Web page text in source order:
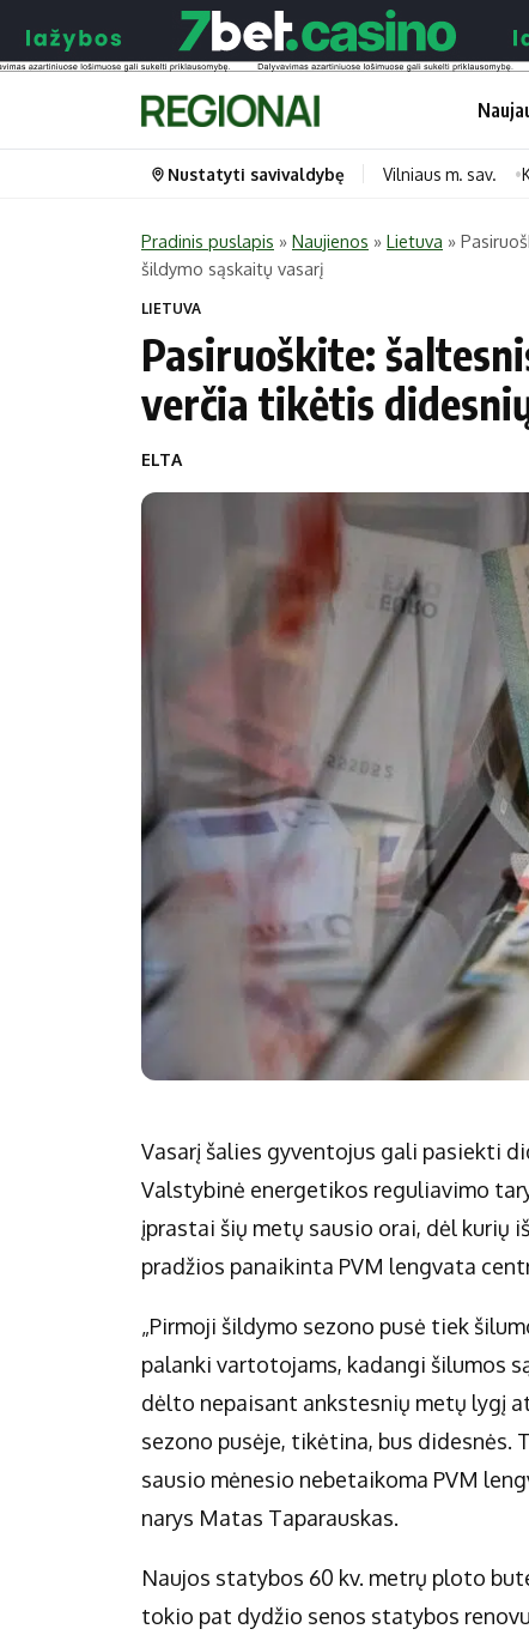
Portalas
Savivaldybės
Naujausi
Gyvenimas
Horoskopai
Technologijos
Indėlių
Dienos naujienos
Ekonomikos
Nustatyti savivaldybę Vilniaus m. sav.
Pradinis puslapis » Naujienos » Lietuva »
šildymo sąskaitų vasarį
LIETUVA
Pasiruoškite:
verčia tikėtis
ELTA
Vasarį šalies gyventojus gali pasiekti
Valstybinė energetikos reguliavimo
įprastai šių metų sausio orai, dėl kurių
pradžios panaikinta PVM lengvata
„Pirmoji šildymo sezono pusė tiek
palanki vartotojams, kadangi šilumos
dėlto nepaisant ankstesnių metų lygį
sezono pusėje, tikėtina, bus didesnės.
sausio mėnesio nebetaikoma PVM
narys Matas Taparauskas.
Naujos statybos 60 kv. metrų ploto
tokio pat dydžio senos statybos